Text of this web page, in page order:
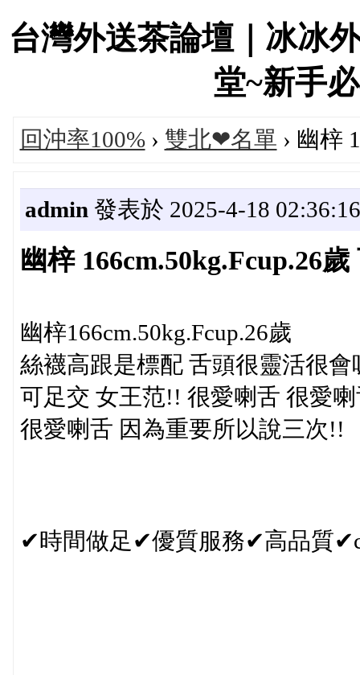
台灣外送茶論壇｜冰冰
堂~新手
回沖率100%› 雙北❤名單 › 幽梓
admin 發表於 2025-4-18 02:36:16
幽梓 166cm.50kg.Fcup.26
幽梓166cm.50kg.Fcup.26歲
絲襪高跟是標配 舌頭很靈活很會
可足交 女王范!! 很愛喇舌 很愛
很愛喇舌 因為重要所以說三次!!
✔時間做足✔優質服務✔高品質